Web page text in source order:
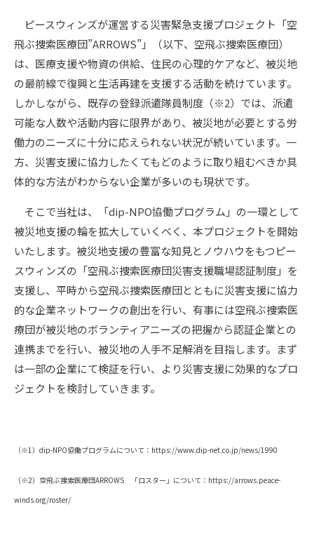
ピースウィンズが運営する災害緊急支援プロジェクト「空
飛ぶ捜索医療団”ARROWS”」（以下、空飛ぶ捜索医療団）
は、医療支援や物資の供給、住民の心理的ケアなど、被災地
の最前線で復興と生活再建を支援する活動を続けています。
しかしながら、既存の登録派遣隊員制度（※2）では、派遣
可能な人数や活動内容に限界があり、被災地が必要とする労
働力のニーズに十分に応えられない状況が続いています。一
方、災害支援に協力したくてもどのように取り組むべきか具
体的な方法がわからない企業が多いのも現状です。
そこで当社は、「dip-NPO協働プログラム」の一環として
被災地支援の輪を拡大していくべく、本プロジェクトを開始
いたします。被災地支援の豊富な知見とノウハウをもつピー
スウィンズの「空飛ぶ捜索医療団災害支援職場認証制度」を
支援し、平時から空飛ぶ捜索医療団とともに災害支援に協力
的な企業ネットワークの創出を行い、有事には空飛ぶ捜索医
療団が被災地のボランティアニーズの把握から認証企業との
連携までを行い、被災地の人手不足解消を目指します。まず
は一部の企業にて検証を行い、より災害支援に効果的なプロ
ジェクトを検討していきます。
（※1）dip-NPO協働プログラムについて：https://www.dip-net.co.jp/news/1990
（※2）空飛ぶ捜索医療団ARROWS 「ロスター」について：https://arrows.peace-
winds.org/roster/